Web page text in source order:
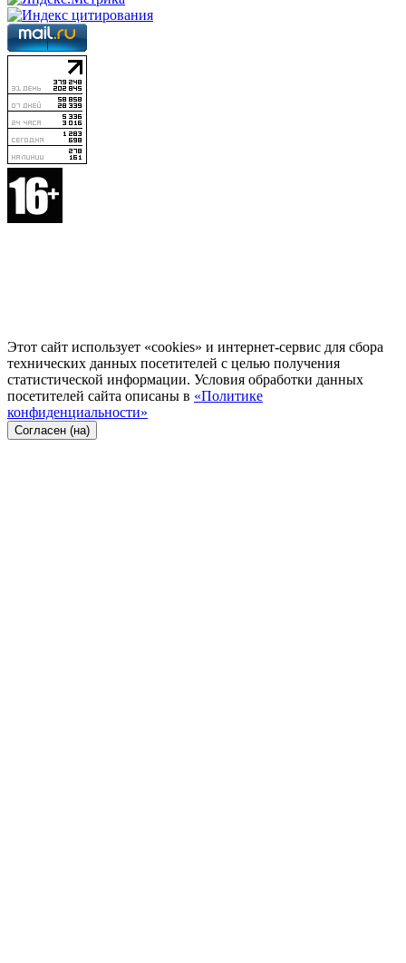
Этот сайт использует «cookies» и интернет-сервис для сбора
технических данных посетителей с целью получения
статистической информации. Условия обработки данных
посетителей сайта описаны в «Политике
конфиденциальности»
Согласен (на)